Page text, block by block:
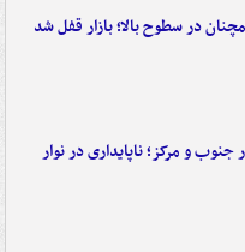
در سطوح بالا؛ بازار قفل شد
و مرکز؛ ناپایداری در نوار